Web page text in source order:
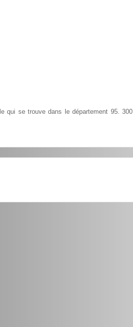
qui se trouve dans le département 95. 300